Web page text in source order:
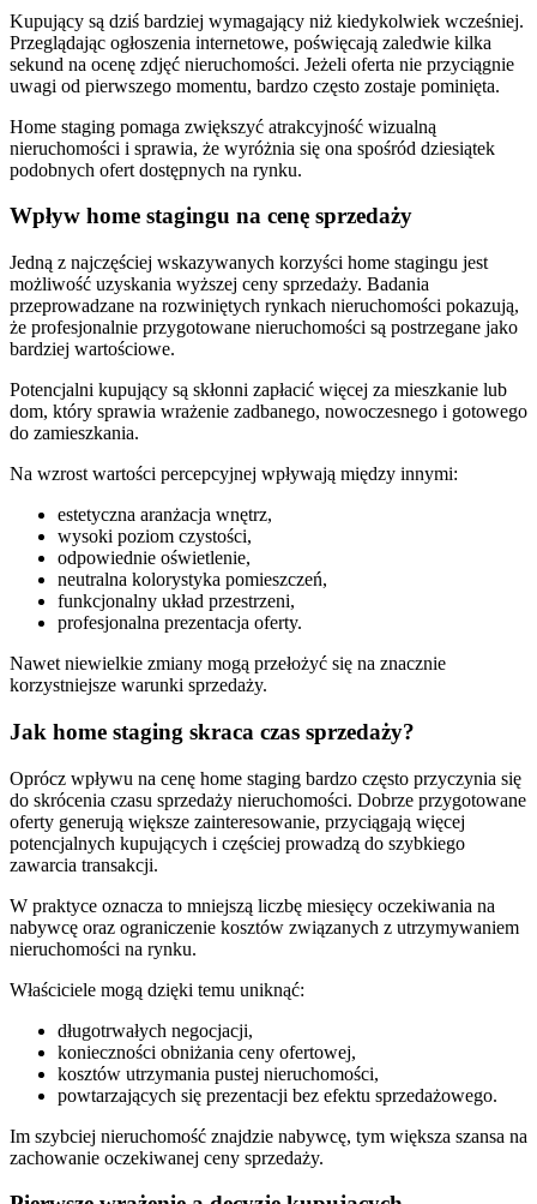
Kupujący są dziś bardziej wymagający niż kiedykolwiek wcześniej.
Przeglądając ogłoszenia internetowe, poświęcają zaledwie kilka
sekund na ocenę zdjęć nieruchomości. Jeżeli oferta nie przyciągnie
uwagi od pierwszego momentu, bardzo często zostaje pominięta.
Home staging pomaga zwiększyć atrakcyjność wizualną
nieruchomości i sprawia, że wyróżnia się ona spośród dziesiątek
podobnych ofert dostępnych na rynku.
Wpływ home stagingu na cenę sprzedaży
Jedną z najczęściej wskazywanych korzyści home stagingu jest
możliwość uzyskania wyższej ceny sprzedaży. Badania
przeprowadzane na rozwiniętych rynkach nieruchomości pokazują,
że profesjonalnie przygotowane nieruchomości są postrzegane jako
bardziej wartościowe.
Potencjalni kupujący są skłonni zapłacić więcej za mieszkanie lub
dom, który sprawia wrażenie zadbanego, nowoczesnego i gotowego
do zamieszkania.
Na wzrost wartości percepcyjnej wpływają między innymi:
estetyczna aranżacja wnętrz,
wysoki poziom czystości,
odpowiednie oświetlenie,
neutralna kolorystyka pomieszczeń,
funkcjonalny układ przestrzeni,
profesjonalna prezentacja oferty.
Nawet niewielkie zmiany mogą przełożyć się na znacznie
korzystniejsze warunki sprzedaży.
Jak home staging skraca czas sprzedaży?
Oprócz wpływu na cenę home staging bardzo często przyczynia się
do skrócenia czasu sprzedaży nieruchomości. Dobrze przygotowane
oferty generują większe zainteresowanie, przyciągają więcej
potencjalnych kupujących i częściej prowadzą do szybkiego
zawarcia transakcji.
W praktyce oznacza to mniejszą liczbę miesięcy oczekiwania na
nabywcę oraz ograniczenie kosztów związanych z utrzymywaniem
nieruchomości na rynku.
Właściciele mogą dzięki temu uniknąć:
długotrwałych negocjacji,
konieczności obniżania ceny ofertowej,
kosztów utrzymania pustej nieruchomości,
powtarzających się prezentacji bez efektu sprzedażowego.
Im szybciej nieruchomość znajdzie nabywcę, tym większa szansa na
zachowanie oczekiwanej ceny sprzedaży.